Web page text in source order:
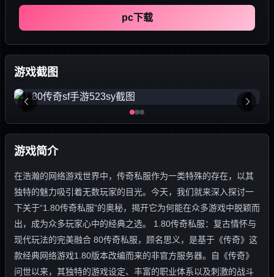
pc下载
游戏截图
游戏简介
在浩瀚的网络游戏世界中，传奇私服作为一类特殊的存在，以其
独特的魅力吸引着无数玩家的目光。今天，我们就来深入探讨一
下关于“1.80传奇私服”的奥秘，揭开它为何能在众多游戏中脱颖而
出，成为众多玩家心中的经典之选。 1.80传奇私服：复古情怀与
现代玩法的完美融合 80传奇私服，顾名思义，是基于《传奇》这
款经典网络游戏1.80版本改编而来的非官方服务器。自《传奇》
问世以来，其独特的游戏设定、丰富的职业体系以及刺激的战斗